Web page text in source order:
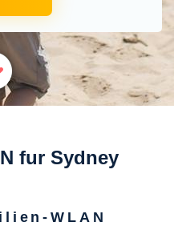
fur Sydney
WLAN